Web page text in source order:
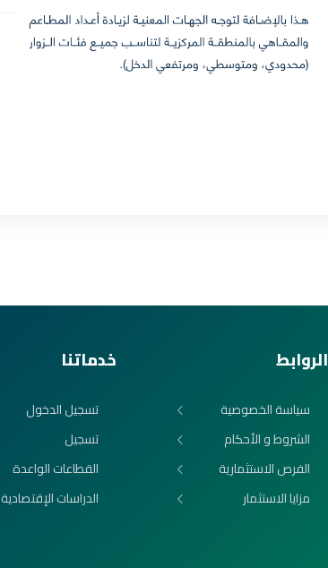
الروابط
سياسة الخصوصية
الشروط و الأحكام
الفرص الاستثمارية
مزايا الاستثمار
خدماتنا
تسجيل الدخول
تسجيل
القطاعات الواعدة
الدراسات الإقتصادية